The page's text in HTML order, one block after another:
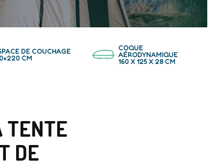
DE COUCHAGE
CM
COQUE
AÉRODYNAMIQUE
160 X 125 X 28 CM
TENTE
DE